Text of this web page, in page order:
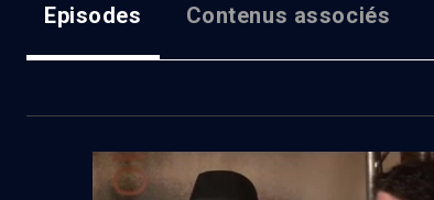
Episodes Contenus associés